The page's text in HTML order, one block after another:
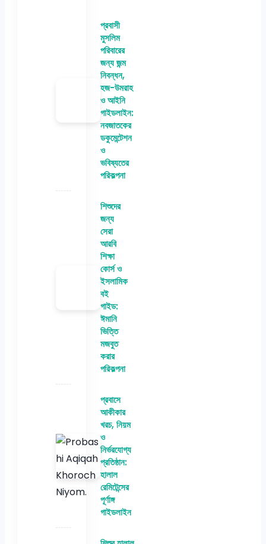
প্রবাসী
মুসলিম
পরিবারের
জন্য জন্ম
নিবন্ধন,
হজ-উমরাহ
ও আইনি
গাইডলাইন:
নবজাতকের
ডকুমেন্টেশন
ও
ভবিষ্যতের
পরিকল্পনা
শিশুদের
জন্য
সেরা
আরবি
শিক্ষা
কোর্স ও
ইসলামিক
বই
গাইড:
ঈমানি
ভিত্তি
মজবুত
করার
পরিকল্পনা
প্রবাসে
আকীকার
খরচ, নিয়ম
ও
নির্ভরযোগ্য
প্রতিষ্ঠান:
হালাল
রেমিটেন্সের
পূর্ণাঙ্গ
গাইডলাইন